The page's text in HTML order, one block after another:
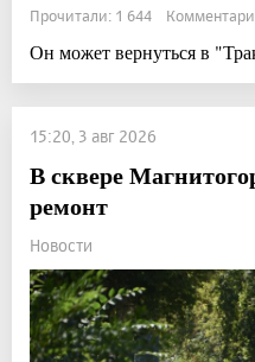
Прочитали: 1 644
Он может вернуться в
15:20, 3 авг 2026
В сквере
ремонт
Новости